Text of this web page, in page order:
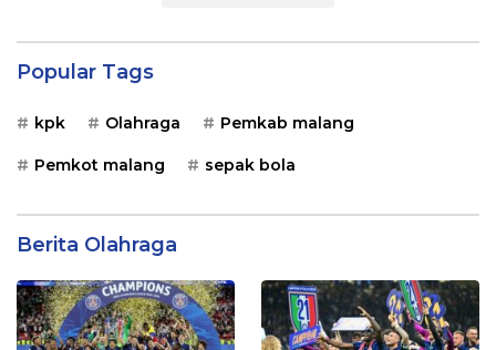
Popular Tags
kpk Olahraga Pemkab malang
Pemkot malang sepak bola
Berita Olahraga